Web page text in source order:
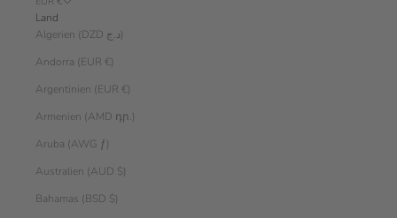
Land
Algerien (DZD د.ج)
Andorra (EUR €)
Argentinien (EUR €)
Armenien (AMD դր.)
Aruba (AWG ƒ)
Australien (AUD $)
Bahamas (BSD $)